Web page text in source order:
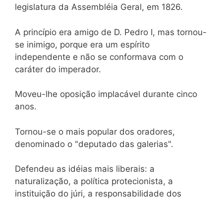
legislatura da Assembléia Geral, em 1826.
A princípio era amigo de D. Pedro I, mas tornou-
se inimigo, porque era um espírito
independente e não se conformava com o
caráter do imperador.
Moveu-lhe oposição implacável durante cinco
anos.
Tornou-se o mais popular dos oradores,
denominado o "deputado das galerias".
Defendeu as idéias mais liberais: a
naturalização, a política protecionista, a
instituição do júri, a responsabilidade dos